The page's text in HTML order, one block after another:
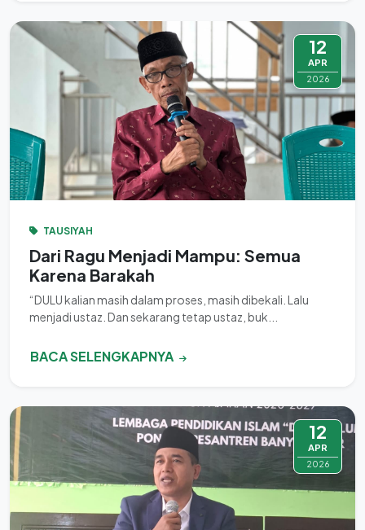
12
APR
2026
TAUSIYAH
Dari Ragu Menjadi Mampu: Semua
Karena Barakah
“DULU kalian masih dalam proses, masih dibekali. Lalu
menjadi ustaz. Dan sekarang tetap ustaz, buk...
BACA SELENGKAPNYA
12
APR
2026